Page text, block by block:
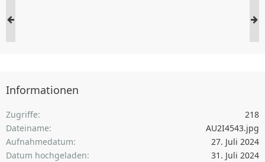
Informationen
Zugriffe
218
Dateiname
AU2I4543.jpg
Aufnahmedatum
27. Juli 2024
Datum hochgeladen
31. Juli 2024